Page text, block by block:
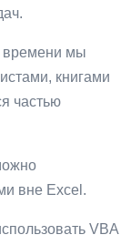
времени мы
книгами
частью
вне Excel.
VBA